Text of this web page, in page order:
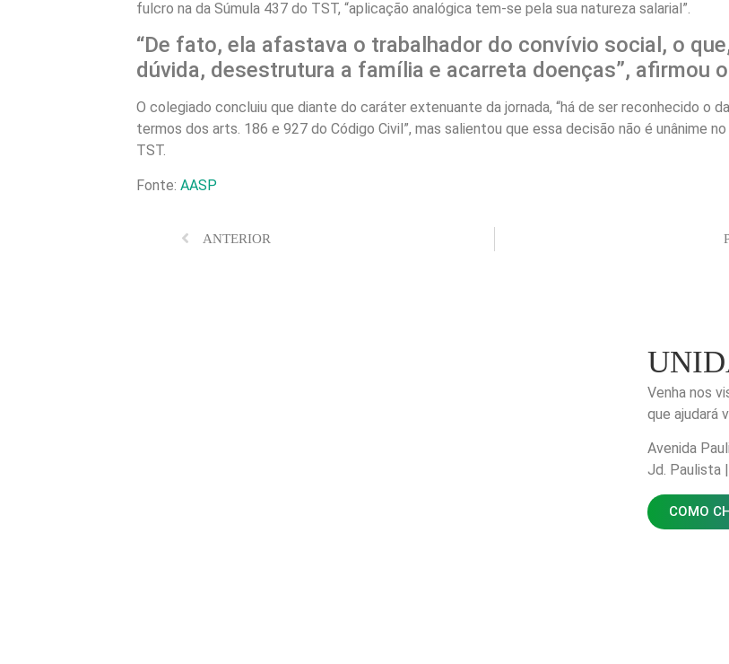
fulcro na da Súmula 437 do TST, “aplicação analógica tem-se pela sua natureza salarial”.
“De fato, ela afastava o trabalhador do convívio social, o
dúvida, desestrutura a família e acarreta doenças”, afirmou
O colegiado concluiu que diante do caráter extenuante da jornada, “há de ser reconhecido o
termos dos arts. 186 e 927 do Código Civil”, mas salientou que essa decisão não é unânime
TST.
Fonte: AASP
ANTERIOR
Venha nos
que ajudará
Avenida
Jd. Paulista
COMO